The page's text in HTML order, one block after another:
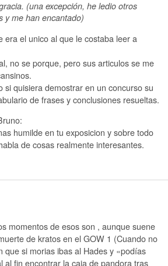
(una excepción, he ledio otros
y me han encantado)
era el unico al que le costaba leer a
no se porque, pero sus articulos se me
si quisiera demostrar en un concurso su
de frases y conclusiones resueltas.
humilde en tu exposicion y sobre todo
de cosas realmente interesantes.
momentos de esos son , aunque suene
de kratos en el GOW 1 (Cuando no
que si morias ibas al Hades y «podías
al fin encontrar la caja de pandora tras